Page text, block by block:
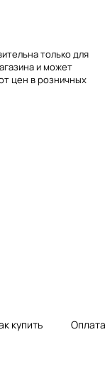
только для
и может
цен в розничных
купить Оплата